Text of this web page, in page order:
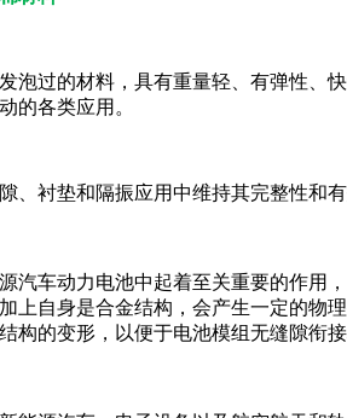
泡过的材料，具有重量轻、有弹性、
的各类应用。
、衬垫和隔振应用中维持其完整性和
汽车动力电池中起着至关重要的作用
上自身是合金结构，会产生一定的物
构的变形，以便于电池模组无缝隙衔接